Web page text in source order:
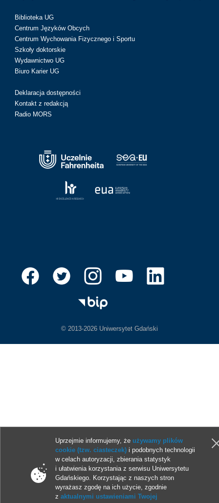
Biblioteka UG
Centrum Języków Obcych
Centrum Wychowania Fizycznego i Sportu
Szkoły doktorskie
Wydawnictwo UG
Biuro Karier UG
Deklaracja dostępności
Kontakt z redakcją
Radio MORS
© 2013-2026 Uniwersytet Gdański
Uprzejmie informujemy, że używamy plików
cookie (tzw. ciasteczek) i podobnych technologii
w celach autoryzacji, zbierania statystyk
i ułatwienia korzystania z serwisu Uniwersytetu
Gdańskiego. Korzystając z naszych stron
wyrażasz zgodę na ich użycie, zgodnie
zaktualnymi ustawieniami Twojej